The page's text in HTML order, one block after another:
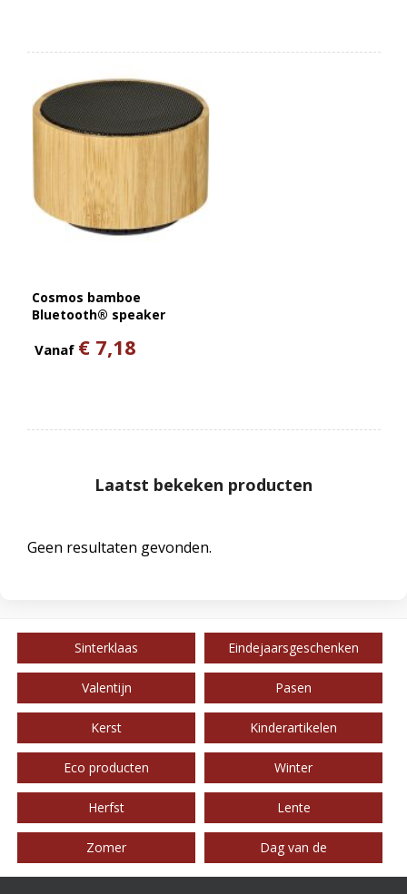
Cosmos bamboe
Bluetooth® speaker
Vanaf € 7,18
Laatst bekeken producten
Geen resultaten gevonden.
Sinterklaas Eindejaarsgeschenken
Valentijn Pasen
Kerst Kinderartikelen
Eco producten Winter
Herfst Lente
Zomer Dag van de